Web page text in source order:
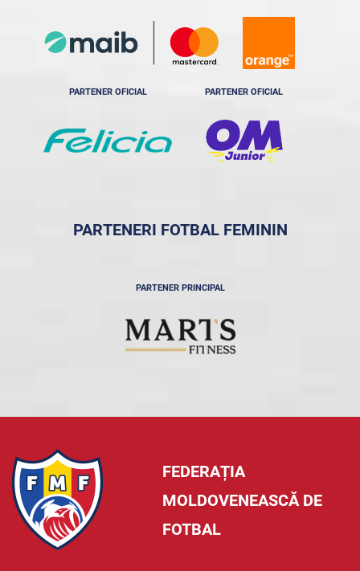
PARTENER OFICIAL PARTENER OFICIAL
PARTENERI FOTBAL FEMININ
PARTENER PRINCIPAL
FEDERAȚIA
MOLDOVENEASCĂ DE
FOTBAL